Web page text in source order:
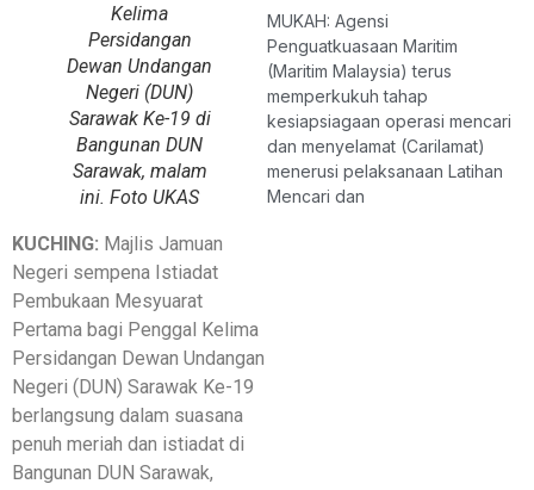
Kelima
Persidangan
Dewan Undangan
Negeri (DUN)
Sarawak Ke-19 di
Bangunan DUN
Sarawak, malam
ini. Foto UKAS
KUCHING: Majlis Jamuan
Negeri sempena Istiadat
Pembukaan Mesyuarat
Pertama bagi Penggal Kelima
Persidangan Dewan Undangan
Negeri (DUN) Sarawak Ke-19
berlangsung dalam suasana
penuh meriah dan istiadat di
Bangunan DUN Sarawak,
MUKAH: Agensi
Penguatkuasaan Maritim
(Maritim Malaysia) terus
memperkukuh tahap
kesiapsiagaan operasi mencari
dan menyelamat (Carilamat)
menerusi pelaksanaan Latihan
Mencari dan